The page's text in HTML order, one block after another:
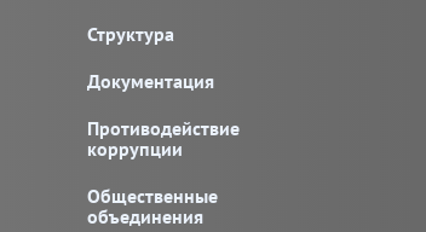
Структура
Документация
Противодействие
коррупции
Общественные
объединения